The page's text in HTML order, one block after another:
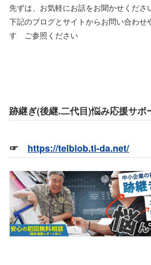
先ずは、お気軽にお話をお聞かせくださ
下記のブログとサイトからお問い合わせ
す ご参照ください
跡継ぎ(後継.二代目)悩み応援サポ
☞ https://telblob.ti-da.net/